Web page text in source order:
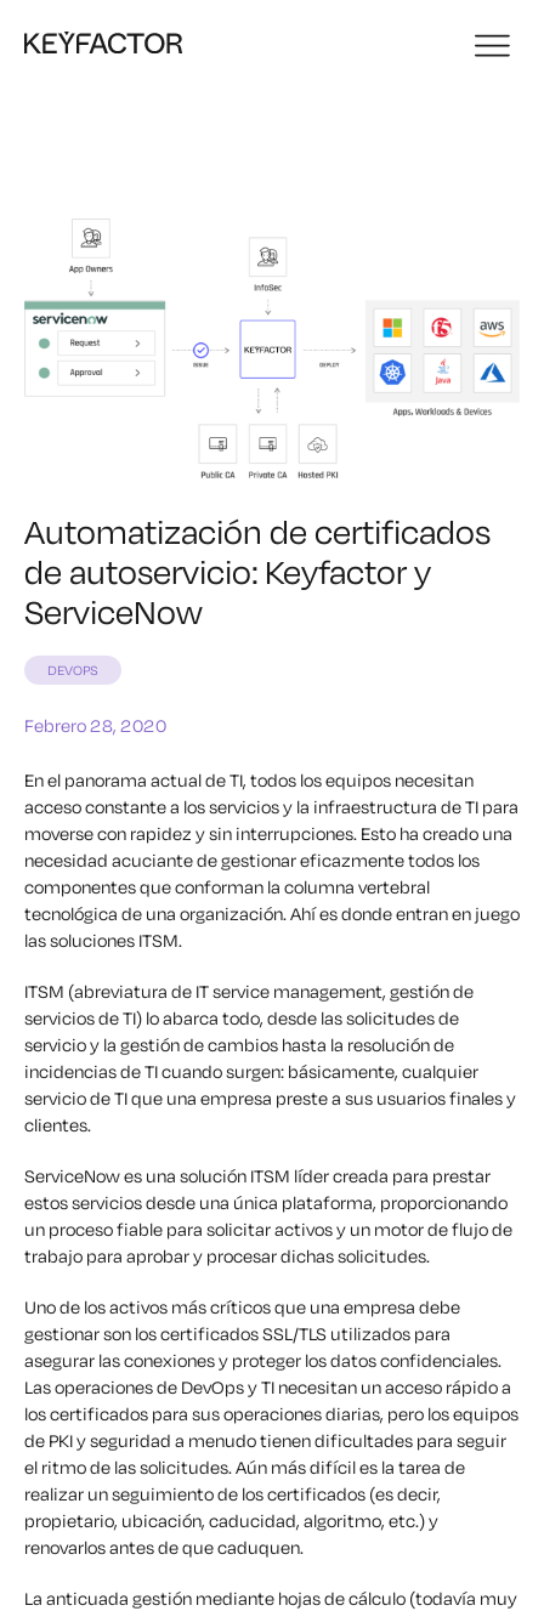
Automatización de certificados
de autoservicio: Keyfactor y
ServiceNow
DEVOPS
Febrero 28, 2020
En el panorama actual de TI, todos los equipos necesitan
acceso constante a los servicios y la infraestructura de TI para
moverse con rapidez y sin interrupciones. Esto ha creado una
necesidad acuciante de gestionar eficazmente todos los
componentes que conforman la columna vertebral
tecnológica de una organización. Ahí es donde entran en juego
las soluciones ITSM.
ITSM (abreviatura de IT service management, gestión de
servicios de TI) lo abarca todo, desde las solicitudes de
servicio y la gestión de cambios hasta la resolución de
incidencias de TI cuando surgen: básicamente, cualquier
servicio de TI que una empresa preste a sus usuarios finales y
clientes.
ServiceNow es una solución ITSM líder creada para prestar
estos servicios desde una única plataforma, proporcionando
un proceso fiable para solicitar activos y un motor de flujo de
trabajo para aprobar y procesar dichas solicitudes.
Uno de los activos más críticos que una empresa debe
gestionar son los certificados SSL/TLS utilizados para
asegurar las conexiones y proteger los datos confidenciales.
Las operaciones de DevOps y TI necesitan un acceso rápido a
los certificados para sus operaciones diarias, pero los equipos
de PKI y seguridad a menudo tienen dificultades para seguir
el ritmo de las solicitudes. Aún más difícil es la tarea de
realizar un seguimiento de los certificados (es decir,
propietario, ubicación, caducidad, algoritmo, etc.) y
renovarlos antes de que caduquen.
La anticuada gestión mediante hojas de cálculo (todavía muy